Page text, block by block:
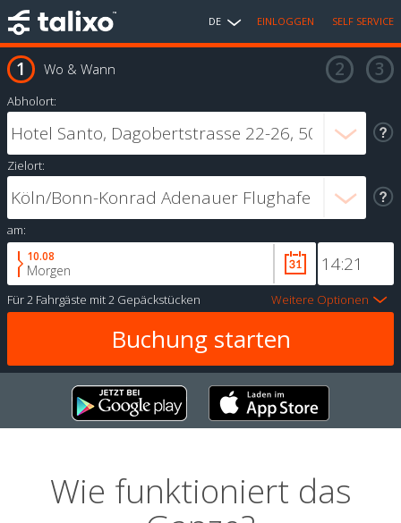
DE EINLOGGEN SELF SERVICE
Wo & Wann
Abholort:
Zielort:
am:
10.08
Morgen
Für2 Fahrgäste mit2 Gepäckstücken Weitere Optionen
Wie funktioniert das